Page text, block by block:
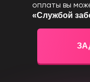
оплаты вы
«Службой